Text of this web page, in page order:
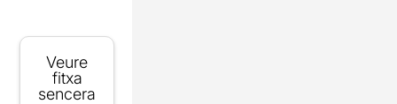
Veure
fitxa
sencera